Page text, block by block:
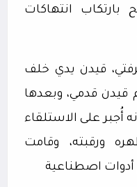
انتهاكات
قيدن يدي خلف
قيدن قدمي، وبعدها
أُجبر على الاستلقاء
ورقبته، وقامت
اصطناعية